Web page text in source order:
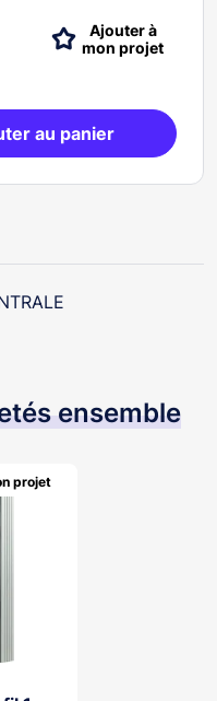
Ajouter à
mon projet
au panier
ensemble
projet